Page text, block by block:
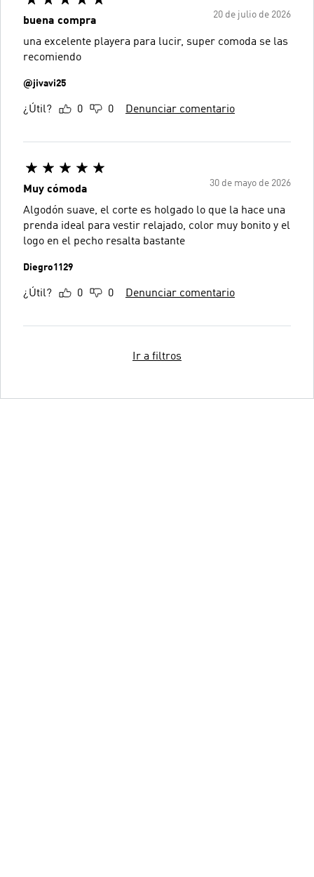
20 de julio de 2026
buena compra
una excelente playera para lucir, super comoda se las
recomiendo
@jivavi25
¿Útil? 0 0 Denunciar comentario
30 de mayo de 2026
Muy cómoda
Algodón suave, el corte es holgado lo que la hace una
prenda ideal para vestir relajado, color muy bonito y el
logo en el pecho resalta bastante
Diegro1129
¿Útil? 0 0 Denunciar comentario
Ir a filtros